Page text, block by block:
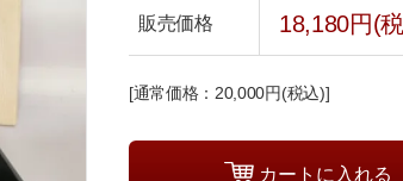
販売価格 18,180円(
[通常価格：20,000円(税込)]